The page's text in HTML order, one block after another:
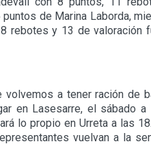
de Marina Laborda,
rebotes y 13 de valoración
volvemos a tener ración de
en Lasesarre, el sábado
lo propio en Urreta a las
vuelvan a la